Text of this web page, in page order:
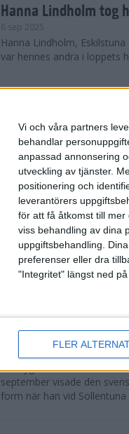
Vi och våra partners
behandlar
anpassad annonsering
utveckling av tjänster.
positionering och
leverantörers
för att få åtkomst till mer
viss behandling av dina
uppgiftsbehandling.
preferenser eller dra
"Integritet" längst ned på
FLER
Hanna Lindholm tog
6 sep 2025
Hanna Lindholm,
var hennes andra i loppets
Snabbaste
Stockholm
30 aug 2025
Ett slutsålt och
nästintill perfekt
var 19,866 löpare
Löparna viktiga när
26 aug 2025
Den hundrade upplagan
landskamp i friidrott,
Svenskt rekord när
En dryg månad före
september visade den
form när han vid